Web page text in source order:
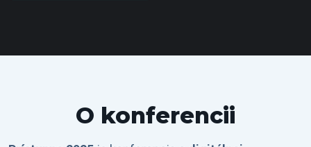
O konferencii